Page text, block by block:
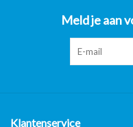
Meld je aan
Klantenservice